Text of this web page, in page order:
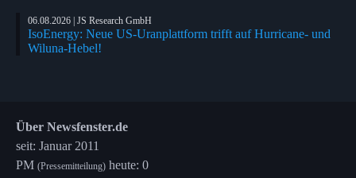
06.08.2026 | JS Research GmbH
IsoEnergy: Neue US-Uranplattform trifft auf Hurricane- und
Wiluna-Hebel!
Über Newsfenster.de
seit: Januar 2011
PM (Pressemitteilung) heute: 0